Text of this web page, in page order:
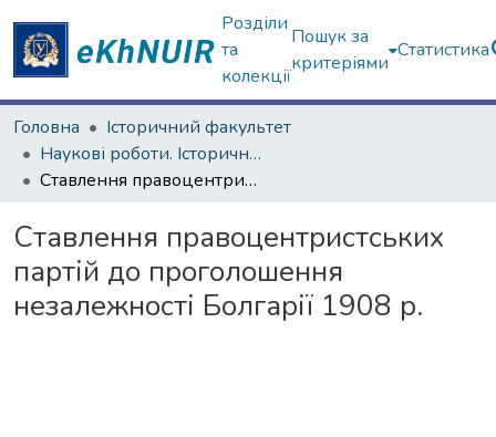
Розділи
та
колекції
Пошук за
критеріями
Статистика
Головна
Історичний факультет
Наукові роботи. Історичний факультет
Ставлення правоцентристських партій до проголошення незалежності Болгарії 1908 р.
Ставлення правоцентристських
партій до проголошення
незалежності Болгарії 1908 р.